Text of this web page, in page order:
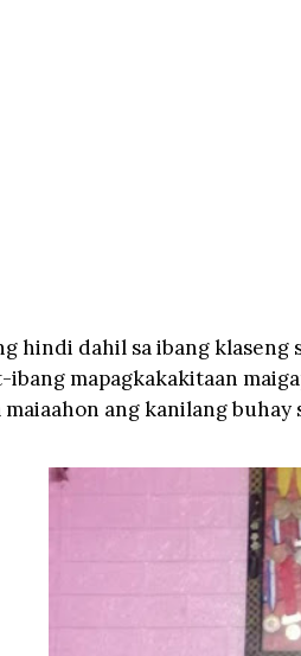
hindi dahil sa ibang klaseng
ibang mapagkakakitaan
ang kanilang buhay